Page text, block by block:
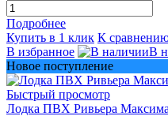
Подробнее
Купить в 1 клик К
В избранное
В
Новое поступление
Быстрый просмотр
Лодка ПВХ Ривьера